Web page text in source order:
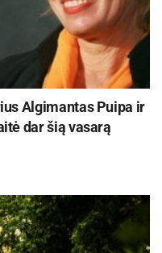
Algimantas Puipa ir
dar šią vasarą